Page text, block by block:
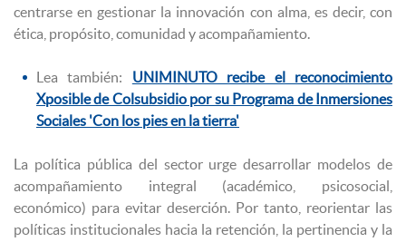
centrarse en gestionar la innovación con alma, es decir, con
ética, propósito, comunidad y acompañamiento.
Lea también: UNIMINUTO recibe el reconocimiento
Xposible de Colsubsidio por su Programa de Inmersiones
Sociales 'Con los pies en la tierra'
La política pública del sector urge desarrollar modelos de
acompañamiento integral (académico, psicosocial,
económico) para evitar deserción. Por tanto, reorientar las
políticas institucionales hacia la retención, la pertinencia y la